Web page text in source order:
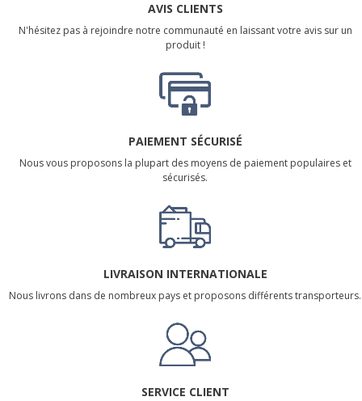
AVIS CLIENTS
N'hésitez pas à rejoindre notre communauté en laissant votre avis sur un
produit !
PAIEMENT SÉCURISÉ
Nous vous proposons la plupart des moyens de paiement populaires et
sécurisés.
LIVRAISON INTERNATIONALE
Nous livrons dans de nombreux pays et proposons différents transporteurs.
SERVICE CLIENT